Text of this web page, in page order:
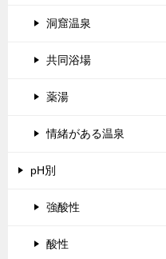
洞窟温泉
共同浴場
薬湯
情緒がある温泉
pH別
強酸性
酸性